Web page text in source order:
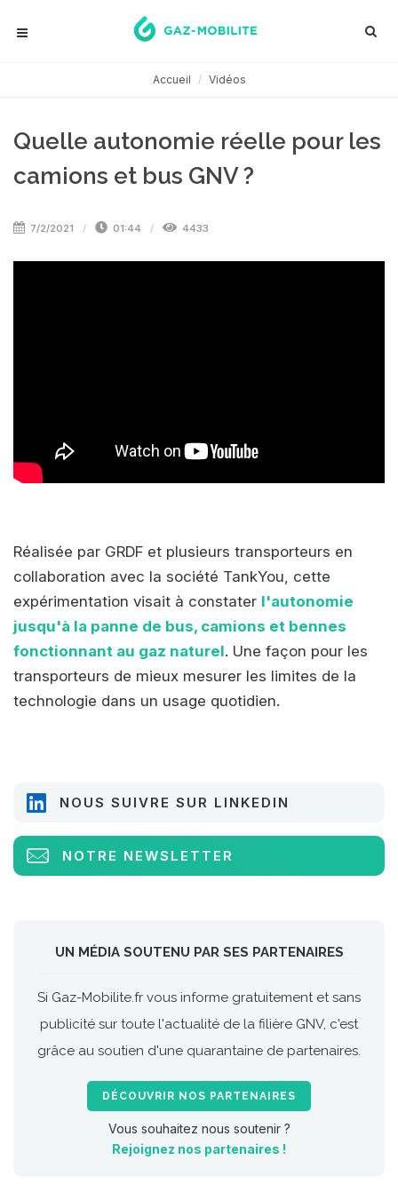
Accueil Vidéos
Quelle autonomie réelle pour les
camions et bus GNV ?
7/2/2021 01:44 4433
Réalisée par GRDF et plusieurs transporteurs en
collaboration avec la société TankYou, cette
expérimentation visait à constater l'autonomie
jusqu'à la panne de bus, camions et bennes
fonctionnant au gaz naturel. Une façon pour les
transporteurs de mieux mesurer les limites de la
technologie dans un usage quotidien.
NOUS SUIVRE SUR LINKEDIN
NOTRE NEWSLETTER
UN MÉDIA SOUTENU PAR SES PARTENAIRES
Si Gaz-Mobilite.fr vous informe gratuitement et sans
publicité sur toute l'actualité de la filière GNV, c'est
grâce au soutien d'une quarantaine de partenaires.
DÉCOUVRIR NOS PARTENAIRES
Vous souhaitez nous soutenir ?
Rejoignez nos partenaires !